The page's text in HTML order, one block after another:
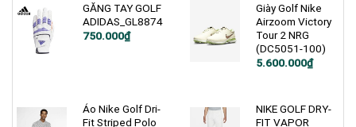
GĂNG TAY GOLF
ADIDAS_GL8874
750.000₫
Giày Golf Nike
Airzoom Victory
Tour 2 NRG
(DC5051-100)
Giá
5.600.000₫
Giá
5.600.000₫.
Áo Nike Golf Dri-
Fit Striped Polo
NIKE GOLF DRY-
FIT VAPOR